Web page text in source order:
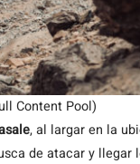
Content Pool)
, al largar en la
de atacar y